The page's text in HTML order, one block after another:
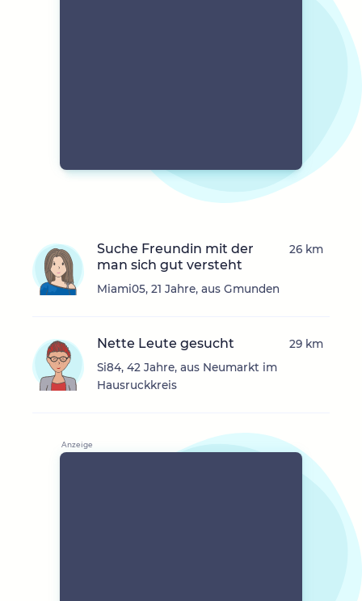
Suche Freundin mit der
man sich gut versteht
Miami05, 21 Jahre, aus Gmunden
26 km
Nette Leute gesucht
Si84, 42 Jahre, aus Neumarkt im
Hausruckkreis
29 km